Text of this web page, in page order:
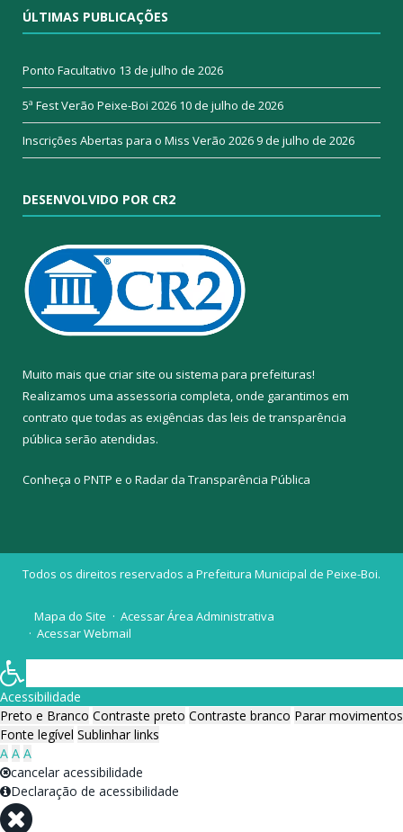
ÚLTIMAS PUBLICAÇÕES
Ponto Facultativo 13 de julho de 2026
5ª Fest Verão Peixe-Boi 2026 10 de julho de 2026
Inscrições Abertas para o Miss Verão 20269 de julho de 2026
DESENVOLVIDO POR CR2
Muito mais que criar site ou sistema para prefeituras!
Realizamos uma assessoria completa, onde garantimos em
contrato que todas as exigências das leis de transparência
pública serão atendidas.
Conheça o PNTP e o Radar da Transparência Pública
Todos os direitos reservados a Prefeitura Municipal de Peixe-Boi.
Mapa do Site
Acessar Área Administrativa
Acessar Webmail
Acessibilidade
Preto e Branco Contraste preto Contraste branco Parar movimentos
Fonte legível Sublinhar links
A A A
cancelar acessibilidade
Declaração de acessibilidade